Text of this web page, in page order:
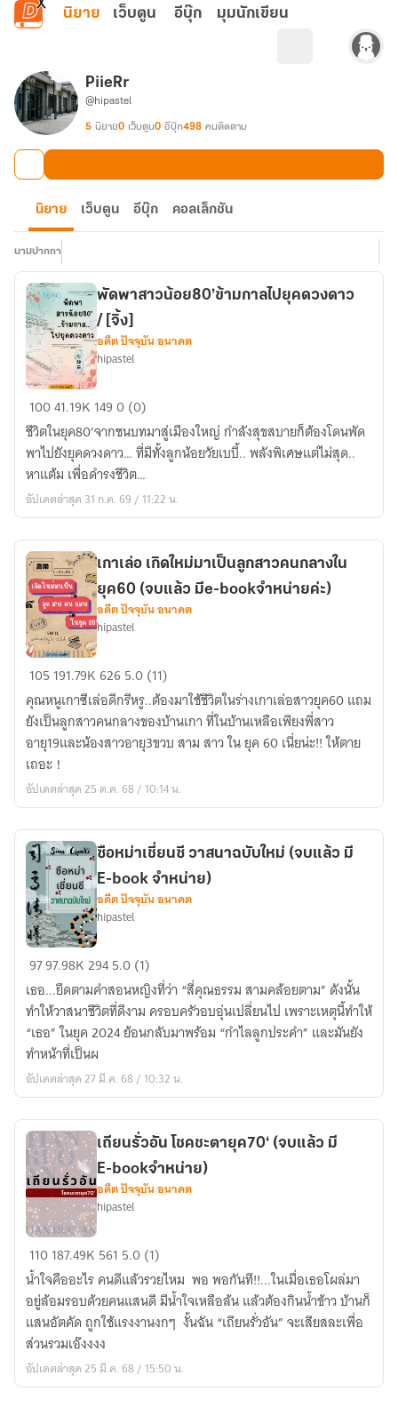
ข้ามไปยังเนื้อหาหลัก
นิยาย เว็บตูน อีบุ๊ก มุมนักเขียน
PiieRr
@hipastel
5 นิยาย0 เว็บตูน0 อีบุ๊ก498 คนติดตาม
นิยาย เว็บตูน อีบุ๊ก คอลเล็กชัน
นามปากกา
พัด
พา
สาว
น้อย80’ข้าม
กาล
ไป
ดวงดาว
/
[จิ้ง]
พัดพาสาวน้อย80’ข้ามกาลไปยุคดวงดาว
/ [จิ้ง]
อดีต ปัจจุบัน อนาคต
hipastel
10041.19K 1490 (0)
ชีวิตในยุค80’จากชนบทมาสู่เมืองใหญ่ กำลังสุขสบายก็ต้องโดนพัด
พาไปยังยุคดวงดาว… ที่มีทั้งลูกน้อยวัยเบบี้.. พลังพิเศษแต่ไม่สุด..
หาแต้ม เพื่อดำรงชีวิต…
อัปเดตล่าสุด 31 ก.ค. 69 / 11:22 น.
เกา
เกิด
ใหม่
มา
เป็น
ลูกสาว
ใน
ยุค60
(จบ
แล้ว
มีe-
bookจำหน่าย
ค่ะ)
เกาเล่อ เกิดใหม่มาเป็นลูกสาวคนกลางใน
ยุค60 (จบแล้ว มีe-bookจำหน่ายค่ะ)
อดีต ปัจจุบัน อนาคต
hipastel
105 191.79K6265.0 (11)
คุณหนูเกาซีเล่อดีกรีหรู..ต้องมาใช้ชีวิตในร่างเกาเล่อสาวยุค60 แถม
ยังเป็นลูกสาวคนกลางของบ้านเกา ที่ในบ้านเหลือเพียงพี่สาว
อายุ19และน้องสาวอายุ3ขวบ สาม สาว ใน ยุค 60 เนี่ยน่ะ!! ให้ตาย
เถอะ！
อัปเดตล่าสุด 25 ต.ค. 68 / 10:14 น.
ซือ
เชี่ยน
ซี
วาสนา
ฉบับ
ใหม่
แล้ว
มี
E-
book
จำหน่าย)
ซือหม่าเชี่ยนซี วาสนาฉบับใหม่ (จบแล้ว มี
E-book จำหน่าย)
อดีต ปัจจุบัน อนาคต
hipastel
9797.98K2945.0 (1)
เธอ...ยึดตามคำสอนหญิงที่ว่า “สี่คุณธรรม สามคล้อยตาม” ดังนั้น
ทำให้วาสนาชีวิตที่ดีงาม ครอบครัวอบอุ่นเปลี่ยนไป เพราะเหตุนี้ทำให้
“เธอ” ในยุค 2024 ย้อนกลับมาพร้อม “กำไลลูกประคำ” และมันยัง
ทำหน้าที่เป็นผ
อัปเดตล่าสุด 27 มี.ค. 68 / 10:32 น.
เถีย
นรั่
วอัน
โชค
ชะตา
ยุค70‘
(จบ
เถียนรั่วอัน โชคชะตายุค70‘ (จบแล้ว มี
E-bookจำหน่าย)
อดีต ปัจจุบัน อนาคต
hipastel
110187.49K 561 5.0 (1)
น้ำใจคืออะไร คนดีแล้วรวยไหม พอ พอกันที!!...ในเมื่อเธอโผล่มา
อยู่ล้อมรอบด้วยคนแสนดี มีน้ำใจเหลือล้น แล้วต้องกินน้ำข้าว บ้านก็
แสนอัตคัด ถูกใช้แรงงานงกๆ งั้นฉัน “เถียนรั่วอัน” จะเสียสละเพื่อ
ส่วนรวมเอ๊งงงง
อัปเดตล่าสุด 25 มี.ค. 68 / 15:50 น.